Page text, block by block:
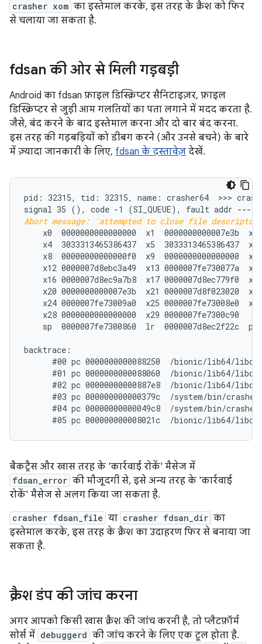
crasher xom का इस्तेमाल करके, इस तरह के क्रैश को फिर
से चलाया जा सकता है.
fdsan की ओर से मिली गड़बड़ी
Android का fdsan फ़ाइल डिस्क्रिप्टर सैनिटाइज़र, फ़ाइल
डिस्क्रिप्टर से जुड़ी आम गलतियों का पता लगाने में मदद करता है.
जैसे, बंद करने के बाद इस्तेमाल करना और दो बार बंद करना.
इस तरह की गड़बड़ियों को डीबग करने (और उनसे बचने) के बारे
में ज़्यादा जानकारी के लिए, fdsan के दस्तावेज़ देखें.
pid: 32315, tid: 32315, name: crasher64  >>>
signal 35 (
Abort message: 'attempted to close file descriptor
x0  0000000000000000  x1  0000000000007e3b
x4  3033313465386437  x5  3033313465386437
x8  00000000000000f0  x9  0000000000000000
x12 0000007d8ebc3a49  x13 0000007fe730077a
x16 0000007d8ec9a7b8  x17 0000007d8ec779f0
x20 0000000000007e3b  x21 0000007d8f023020
x24 0000007fe73009a0  x25 0000007fe73008e0
    x28 0000000000000000  x29 0000007fe7300c90
sp  0000007fe7300860  lr  0000007d8ec2f22c  pc
backtrace:
#00 pc 0000000000088250  /bionic/lib64/
#01 pc 0000000000088060  /bionic/lib64/
#02 pc 00000000000887e8  /bionic/lib64/
#03 pc 000000000000379c  /system/bin/
#04 pc 00000000000049c8  /system/bin/
बैकट्रैस और खास तरह के 'कार्रवाई रोकें' मैसेज में
fdsan_error की मौजूदगी से, इसे अन्य तरह के 'कार्रवाई
रोकें' मैसेज से अलग किया जा सकता है.
crasher fdsan_file या crasher fdsan_dir का
इस्तेमाल करके, इस तरह के क्रैश का उदाहरण फिर से बनाया जा
सकता है.
क्रैश डंप की जांच करना
अगर आपको किसी खास क्रैश की जांच करनी है, तो प्लैटफ़ॉर्म
सोर्स में debuggerd की जांच करने के लिए एक टूल होता है.